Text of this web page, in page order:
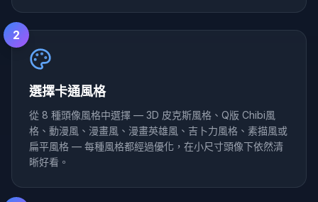
2
選擇卡通風格
從 8 種頭像風格中選擇 — 3D 皮克斯風格、Q版 Chibi風
格、動漫風、漫畫風、漫畫英雄風、吉卜力風格、素描風或
扁平風格 — 每種風格都經過優化，在小尺寸頭像下依然清
晰好看。